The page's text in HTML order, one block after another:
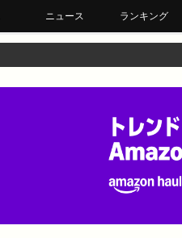
ニュース ランキング